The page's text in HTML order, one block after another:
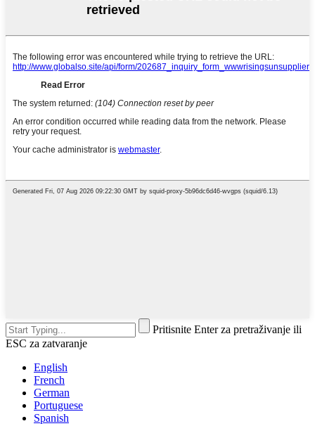
Pritisnite Enter za pretraživanje ili
ESC za zatvaranje
English
French
German
Portuguese
Spanish